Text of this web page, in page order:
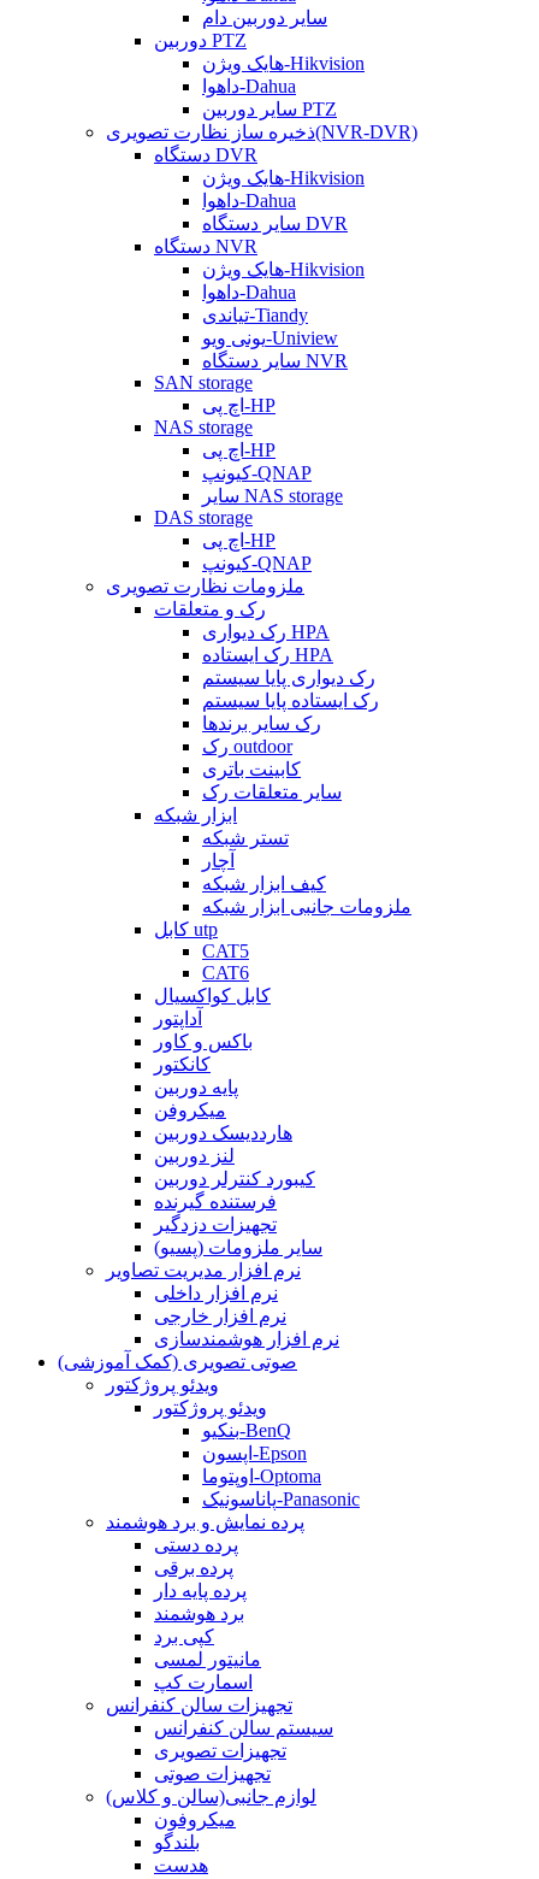
سایر دوربین دام
دوربین PTZ
هایک ویژن-Hikvision
داهوا-Dahua
سایر دوربین PTZ
ذخیره ساز نظارت تصویری(NVR-DVR)
دستگاه DVR
هایک ویژن-Hikvision
داهوا-Dahua
سایر دستگاه DVR
دستگاه NVR
هایک ویژن-Hikvision
داهوا-Dahua
تیاندی-Tiandy
یونی ویو-Uniview
سایر دستگاه NVR
SAN storage
اچ پی-HP
NAS storage
اچ پی-HP
کیونپ-QNAP
سایر NAS storage
DAS storage
اچ پی-HP
کیونپ-QNAP
ملزومات نظارت تصویری
رک و متعلقات
رک دیواری HPA
رک ایستاده HPA
رک دیواری پایا سیستم
رک ایستاده پایا سیستم
رک سایر برندها
رک outdoor
کابینت باتری
سایر متعلقات رک
ابزار شبکه
تستر شبکه
آچار
کیف ابزار شبکه
ملزومات جانبی ابزار شبکه
کابل utp
CAT5
CAT6
کابل کواکسیال
آداپتور
باکس و کاور
کانکتور
پایه دوربین
میکروفن
هارددیسک دوربین
لنز دوربین
کیبورد کنترلر دوربین
فرستنده گیرنده
تجهیزات دزدگیر
سایر ملزومات (پسیو)
نرم افزار مدیریت تصاویر
نرم افزار داخلی
نرم افزار خارجی
نرم افزار هوشمندسازی
صوتی تصویری (کمک آموزشی)
ویدئو پروژکتور
ویدئو پروژکتور
بنکیو-BenQ
اپسون-Epson
اوپتوما-Optoma
پاناسونیک-Panasonic
پرده نمایش و برد هوشمند
پرده دستی
پرده برقی
پرده پایه دار
برد هوشمند
کپی برد
مانیتور لمسی
اسمارت کپ
تجهیزات سالن کنفرانس
سیستم سالن کنفرانس
تجهیزات تصویری
تجهیزات صوتی
لوازم جانبی(سالن و کلاس)
میکروفون
بلندگو
هدست